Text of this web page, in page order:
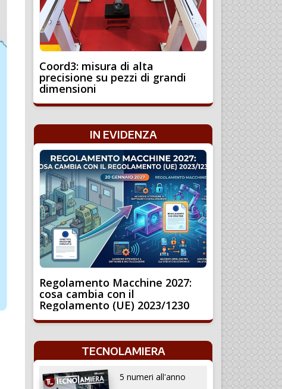
Coord3: misura di alta
precisione su pezzi di grandi
dimensioni
IN EVIDENZA
Regolamento Macchine 2027:
cosa cambia con il
Regolamento (UE) 2023/1230
TECNOLAMIERA
5 numeri all'anno